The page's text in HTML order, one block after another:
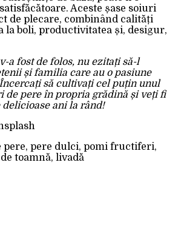
Aceste șase soiuri
de plecare, combinând calități
la boli, productivitatea și, desigur,
a fost de folos, nu ezitați să-l
și familia care au o pasiune
să cultivați cel puțin unul
de pere în propria grădină și veți fi
ani la rând!
pere, pere dulci, pomi fructiferi,
toamnă, livadă